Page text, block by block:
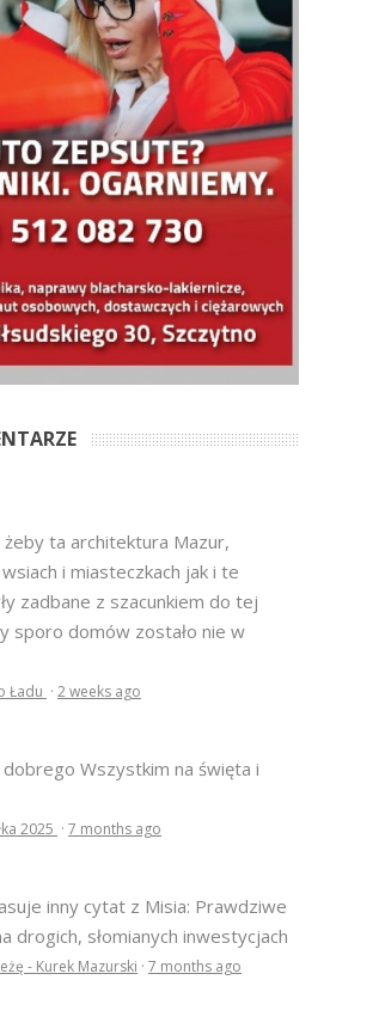
żeby ta architektura Mazur,
i miasteczkach jak i te
zadbane z szacunkiem do tej
sporo domów zostało nie w
Ładu · 2 weeks ago
Wszystkim na święta i
2025 · 7 months ago
inny cytat z Misia: Prawdziwe
drogich, słomianych inwestycjach
- Kurek Mazurski · 7 months ago